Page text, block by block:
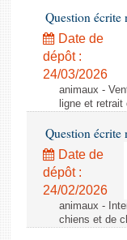
Comptes rendus
Question écrite
Date de
dépôt :
24/03/2026
animaux -
ligne et
Question écrite
Date de
dépôt :
24/02/2026
animaux -
chiens et de